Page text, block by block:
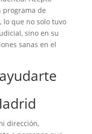
programa de
lo que no solo tuvo
sino en su
sanas en el
dirección,